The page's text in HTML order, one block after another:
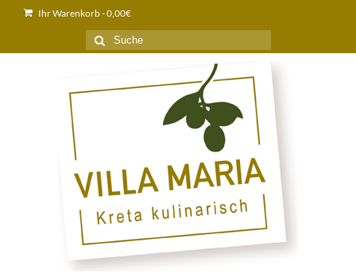
Ihr Warenkorb-0,00€
Suche
nach: